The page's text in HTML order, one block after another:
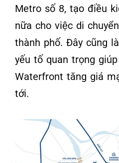
Metro số 8, tạo điều
nữa cho việc di
thành phố. Đây cũng
yếu tố quan trọng
Waterfront tăng giá
tới.